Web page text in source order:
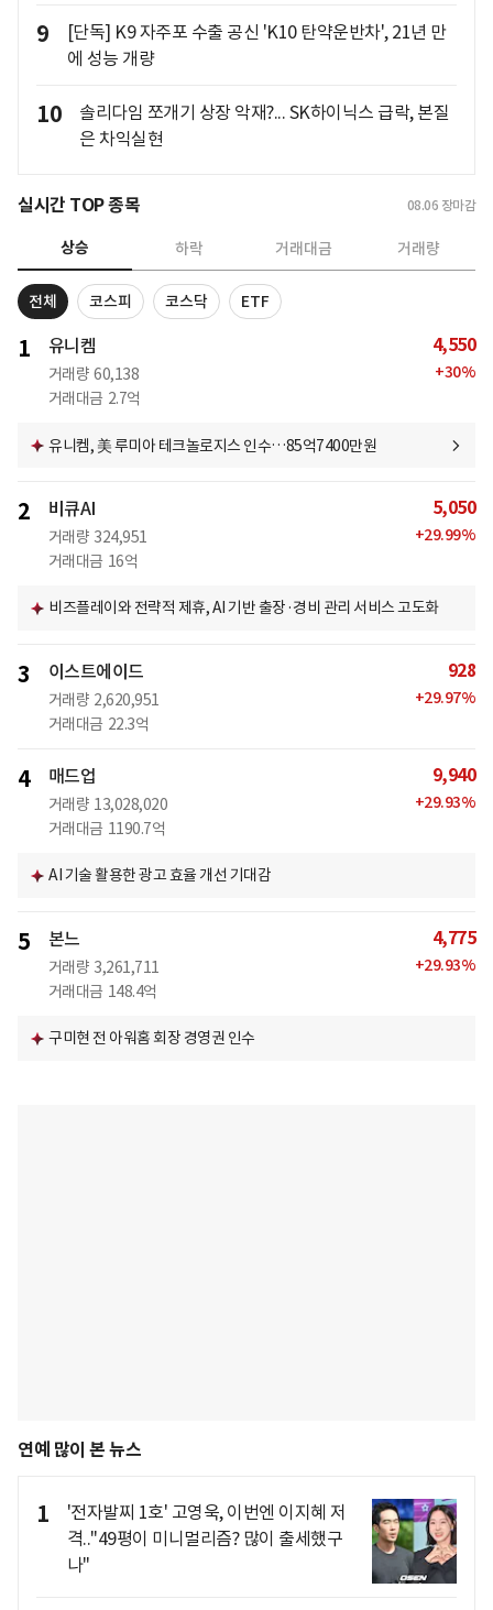
9
[단독] K9 자주포 수출 공신 'K10 탄약운반차', 21년 만
에 성능 개량
10
솔리다임 쪼개기 상장 악재?... SK하이닉스 급락, 본질
은 차익실현
실시간 TOP 종목 08.06 장마감
상승 하락 거래대금 거래량
전체 코스피 코스닥 ETF
1 유니켐
거래량 60,138
거래대금 2.7억
4,550
+30%
유니켐, 美 루미아 테크놀로지스 인수…85억7400만원
2 비큐AI
거래량 324,951
거래대금 16억
5,050
+29.99%
비즈플레이와 전략적 제휴, AI 기반 출장·경비 관리 서비스 고도화
3 이스트에이드
거래량 2,620,951
거래대금 22.3억
928
+29.97%
4 매드업
거래량 13,028,020
거래대금 1190.7억
9,940
+29.93%
AI 기술 활용한 광고 효율 개선 기대감
5 본느
거래량 3,261,711
거래대금 148.4억
4,775
+29.93%
구미현 전 아워홈 회장 경영권 인수
연예 많이 본 뉴스
1
'전자발찌 1호' 고영욱, 이번엔 이지혜 저
격.."49평이 미니멀리즘? 많이 출세했구
나"